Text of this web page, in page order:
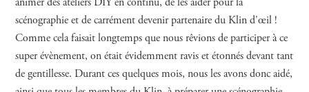
scénographie et de carrément devenir partenaire du Klin d'œil !
Comme cela faisait longtemps que nous rêvions de participer à ce
super évènement, on était évidemment ravis et étonnés devant tant
de gentillesse. Durant ces quelques mois, nous les avons donc aidé,